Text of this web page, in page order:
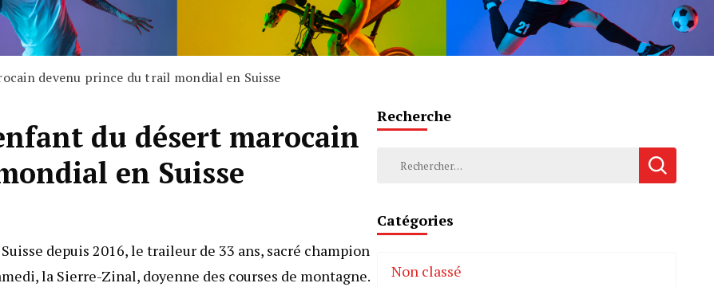
devenu prince du trail mondial en Suisse
du désert marocain
en Suisse
depuis 2016, le traileur de 33 ans, sacré champion
la Sierre-Zinal, doyenne des courses de montagne.
Recherche
Rechercher :
Catégories
Non classé